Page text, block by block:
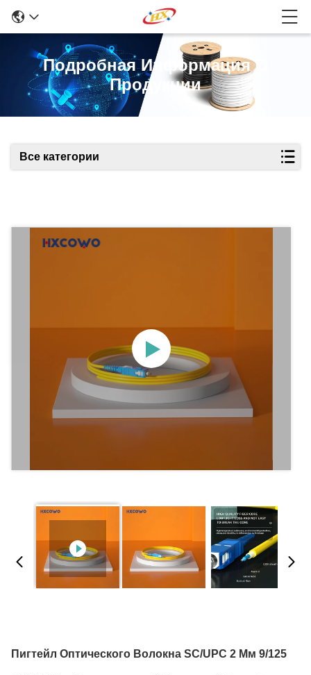
Подробная Информация О
Продукции
Все категории
Пигтейл Оптического Волокна SC/UPC 2 Мм 9/125